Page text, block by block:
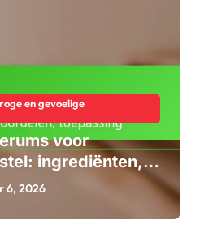
en gevoelige
voor
ingrediënten,
6, 2026